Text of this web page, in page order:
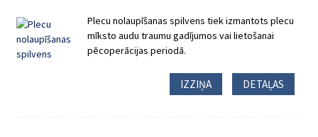
Plecu nolaupīšanas spilvens tiek izmantots plecu
mīksto audu traumu gadījumos vai lietošanai
pēcoperācijas periodā.
IZZIŅA DETAĻAS